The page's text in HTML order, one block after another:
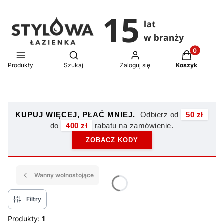
Produkty
Otwórz wyszukiwarkę
Szukaj Zaloguj się
Produkty
Koszyk
KUPUJ WIĘCEJ, PŁAĆ MNIEJ. Odbierz od
50 zł
do
400 zł rabatu na zamówienie.
ZOBACZ KODY
Wanny wolnostojące
Filtry
Produkty: 1